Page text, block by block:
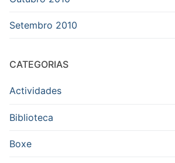
Setembro 2010
CATEGORIAS
Actividades
Biblioteca
Boxe